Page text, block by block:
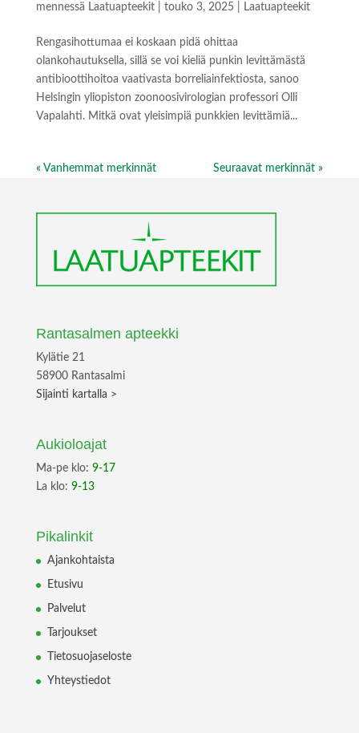
mennessä Laatuapteekit| touko 3, 2025| Laatuapteekit
Rengasihottumaa ei koskaan pidä ohittaa
olankohautuksella, sillä se voi kieliä punkin levittämästä
antibioottihoitoa vaativasta borreliainfektiosta, sanoo
Helsingin yliopiston zoonoosivirologian professori Olli
Vapalahti. Mitkä ovat yleisimpiä punkkien levittämiä...
« Vanhemmat merkinnät Seuraavat merkinnät »
Rantasalmen apteekki
Kylätie 21
58900 Rantasalmi
Sijainti kartalla >
Aukioloajat
Ma-pe klo: 9-17
La klo: 9-13
Pikalinkit
Ajankohtaista
Etusivu
Palvelut
Tarjoukset
Tietosuojaseloste
Yhteystiedot